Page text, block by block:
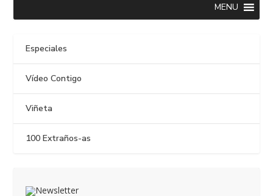
MENU
Especiales
Vídeo Contigo
Viñeta
100 Extraños-as